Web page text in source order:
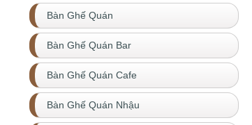
Bàn Ghế Quán
Bàn Ghế Quán Bar
Bàn Ghế Quán Cafe
Bàn Ghế Quán Nhậu